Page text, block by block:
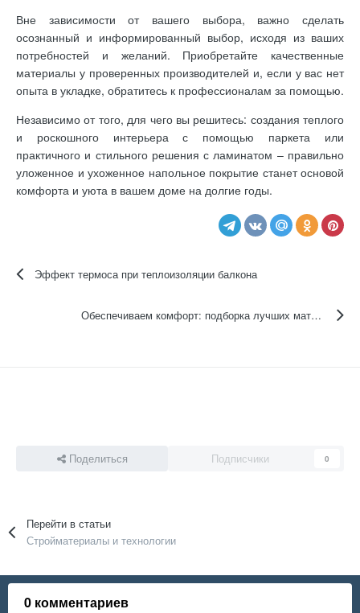
Вне зависимости от вашего выбора, важно сделать
осознанный и информированный выбор, исходя из ваших
потребностей и желаний. Приобретайте качественные
материалы у проверенных производителей и, если у вас нет
опыта в укладке, обратитесь к профессионалам за помощью.
Независимо от того, для чего вы решитесь: создания теплого
и роскошного интерьера с помощью паркета или
практичного и стильного решения с ламинатом – правильно
уложенное и ухоженное напольное покрытие станет основой
комфорта и уюта в вашем доме на долгие годы.
Эффект термоса при теплоизоляции балкона
Обеспечиваем комфорт: подборка лучших материалов для утепления стен вашего частного дома.
Поделиться Подписчики 0
Перейти в статьи
Стройматериалы и технологии
0 комментариев